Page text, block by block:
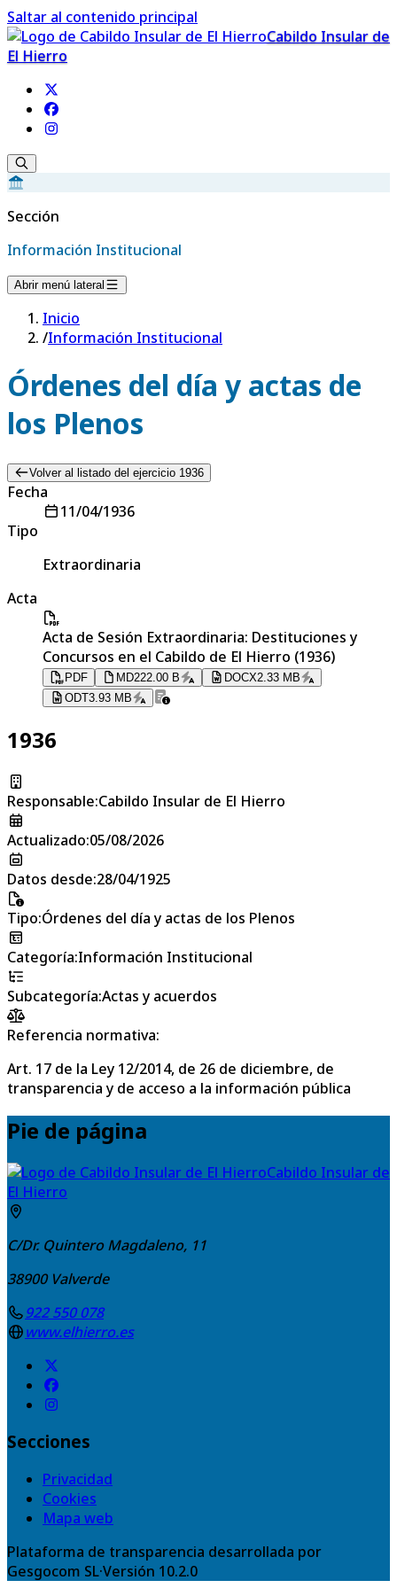
Saltar al contenido principal
Cabildo Insular de
El Hierro
Sección
Información Institucional
Abrir menú lateral
Inicio
/Información Institucional
Órdenes del día y actas de
los Plenos
Volver al listado del ejercicio 1936
Fecha
11/04/1936
Tipo
Extraordinaria
Acta
Acta de Sesión Extraordinaria: Destituciones y
Concursos en el Cabildo de El Hierro (1936)
PDF MD222.00 B DOCX2.33 MB
ODT3.93 MB
1936
Responsable:Cabildo Insular de El Hierro
Actualizado:05/08/2026
Datos desde:28/04/1925
Tipo:Órdenes del día y actas de los Plenos
Categoría:Información Institucional
Subcategoría:Actas y acuerdos
Referencia normativa:
Art. 17 de la Ley 12/2014, de 26 de diciembre, de
transparencia y de acceso a la información pública
Pie de página
Cabildo Insular de
El Hierro
C/Dr. Quintero Magdaleno, 11
38900 Valverde
922 550 078
www.elhierro.es
Secciones
Privacidad
Cookies
Mapa web
Plataforma de transparencia desarrollada por
Gesgocom SL·Versión 10.2.0